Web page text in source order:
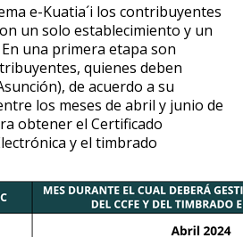
e-Kuatia´i los contribuyentes
un solo establecimiento y un
una primera etapa son
quienes deben
de acuerdo a su
los meses de abril y junio de
obtener el Certificado
y el timbrado